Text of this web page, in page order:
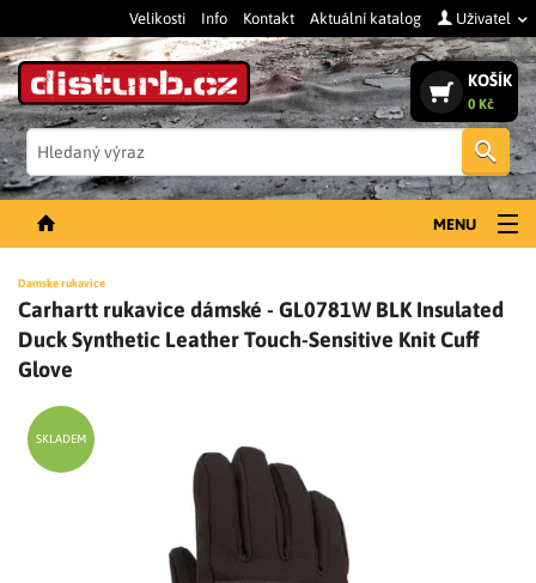
Velikosti Info Kontakt Aktuální katalog Uživatel
KOŠÍK
0 Kč
MENU
PÁNSKÉ OBLEČENÍ
DÁMSKÉ OBLEČENÍ
DOPLŇKY
PRACOVNÍ BOTY
LIMITOVANÉ EDICE
Damske rukavice
Carhartt rukavice dámské - GL0781W BLK Insulated
Duck Synthetic Leather Touch-Sensitive Knit Cuff
Glove
SKLADEM